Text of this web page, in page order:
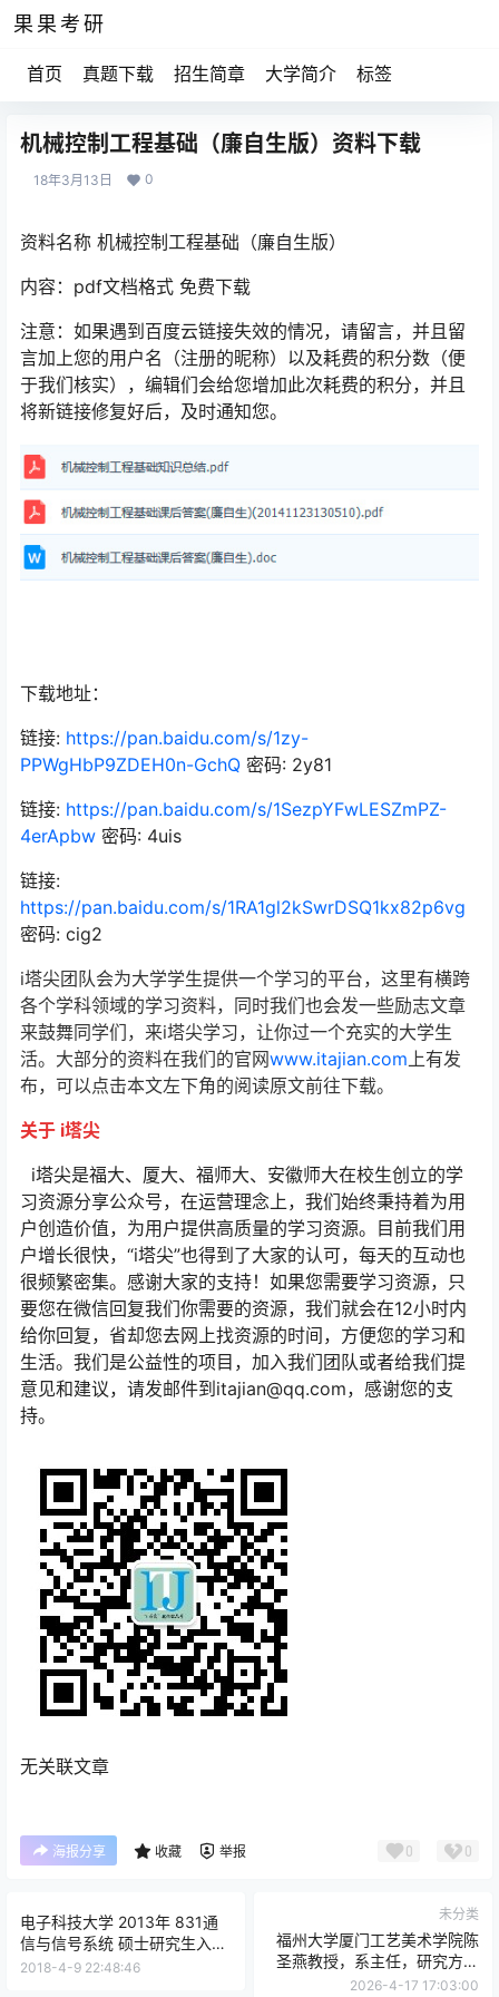
果果考研
首页 真题下载 招生简章 大学简介 标签
机械控制工程基础（廉自生版）资料下载
18年3月13日 0
资料名称 机械控制工程基础（廉自生版）
内容：pdf文档格式 免费下载
注意：如果遇到百度云链接失效的情况，请留言，并且留
言加上您的用户名（注册的昵称）以及耗费的积分数（便
于我们核实），编辑们会给您增加此次耗费的积分，并且
将新链接修复好后，及时通知您。
下载地址：
链接: https://pan.baidu.com/s/1zy-
PPWgHbP9ZDEH0n-GchQ 密码: 2y81
链接: https://pan.baidu.com/s/1SezpYFwLESZmPZ-
4erApbw 密码: 4uis
链接:
https://pan.baidu.com/s/1RA1gl2kSwrDSQ1kx82p6vg
密码: cig2
i塔尖团队会为大学学生提供一个学习的平台，这里有横跨
各个学科领域的学习资料，同时我们也会发一些励志文章
来鼓舞同学们，来i塔尖学习，让你过一个充实的大学生
活。大部分的资料在我们的官网www.itajian.com上有发
布，可以点击本文左下角的阅读原文前往下载。
关于 i塔尖
i塔尖是福大、厦大、福师大、安徽师大在校生创立的学
习资源分享公众号，在运营理念上，我们始终秉持着为用
户创造价值，为用户提供高质量的学习资源。目前我们用
户增长很快，“i塔尖”也得到了大家的认可，每天的互动也
很频繁密集。感谢大家的支持！如果您需要学习资源，只
要您在微信回复我们你需要的资源，我们就会在12小时内
给你回复，省却您去网上找资源的时间，方便您的学习和
生活。我们是公益性的项目，加入我们团队或者给我们提
意见和建议，请发邮件到itajian@qq.com，感谢您的支
持。
无关联文章
海报分享 收藏 举报 0 0
电子科技大学 2013年 831通
信与信号系统 硕士研究生入学
考试 真题及答案.pdf
2018-4-9 22:48:46
未分类
福州大学厦门工艺美术学院陈
圣燕教授，系主任，研究方向
为中国画地域文化与艺术
2026-4-17 17:03:00